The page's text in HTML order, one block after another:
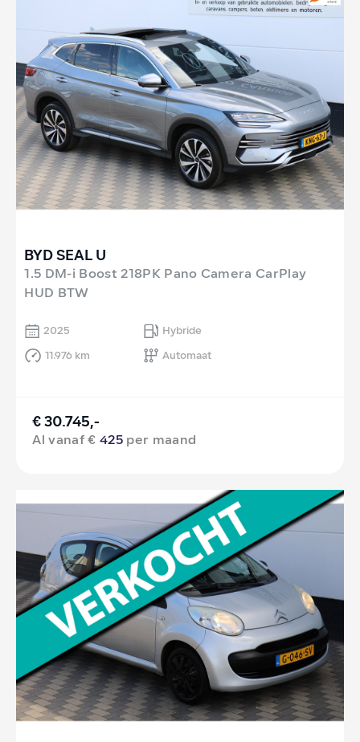
BYD SEAL U
1.5 DM-i Boost 218PK Pano Camera CarPlay
HUD BTW
2025
Hybride
11.976 km
Automaat
€ 30.745,-
Al vanaf €425 per maand